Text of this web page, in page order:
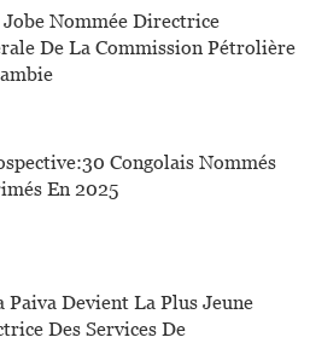
Jobe Nommée Directrice
De La Commission Pétrolière
Congolais Nommés
En 2025
Paiva Devient La Plus Jeune
Des Services De